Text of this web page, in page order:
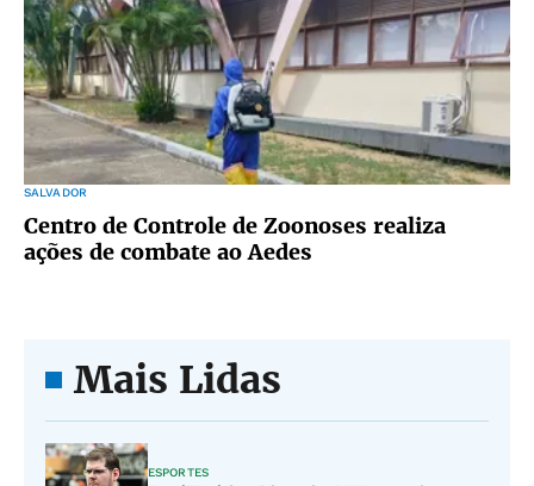
SALVADOR
Centro de Controle de Zoonoses realiza
ações de combate ao Aedes
Mais Lidas
ESPORTES